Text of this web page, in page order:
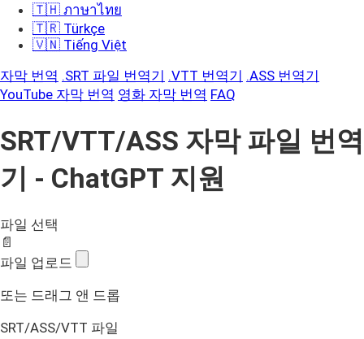
🇹🇭 ภาษาไทย
🇹🇷 Türkçe
🇻🇳 Tiếng Việt
자막 번역 .SRT 파일 번역기 .VTT 번역기 .ASS 번역기
YouTube 자막 번역 영화 자막 번역 FAQ
SRT/VTT/ASS 자막 파일 번역
기 - ChatGPT 지원
파일 선택
📄
파일 업로드
또는 드래그 앤 드롭
SRT/ASS/VTT 파일